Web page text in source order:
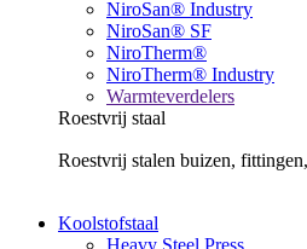
NiroSan® Industry
NiroSan® SF
NiroTherm®
NiroTherm® Industry
Warmteverdelers
Roestvrij staal
Roestvrij stalen buizen,
Koolstofstaal